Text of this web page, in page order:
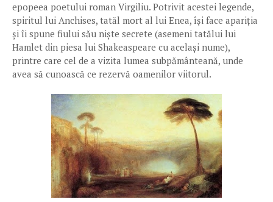
epopeea poetului roman Virgiliu. Potrivit acestei legende,
spiritul lui Anchises, tatăl mort al lui Enea, își face apariția
și îi spune fiului său niște secrete (asemeni tatălui lui
Hamlet din piesa lui Shakeaspeare cu același nume),
printre care cel de a vizita lumea subpământeană, unde
avea să cunoască ce rezervă oamenilor viitorul.